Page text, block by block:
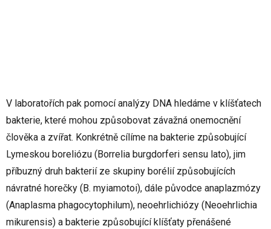
V laboratořích pak pomocí analýzy DNA hledáme v klíšťatech
bakterie, které mohou způsobovat závažná onemocnění
člověka a zvířat. Konkrétně cílíme na bakterie způsobující
Lymeskou boreliózu (Borrelia burgdorferi sensu lato), jim
příbuzný druh bakterií ze skupiny borélií způsobujících
návratné horečky (B. myiamotoi), dále původce anaplazmózy
(Anaplasma phagocytophilum), neoehrlichiózy (Neoehrlichia
mikurensis) a bakterie způsobující klíšťaty přenášené